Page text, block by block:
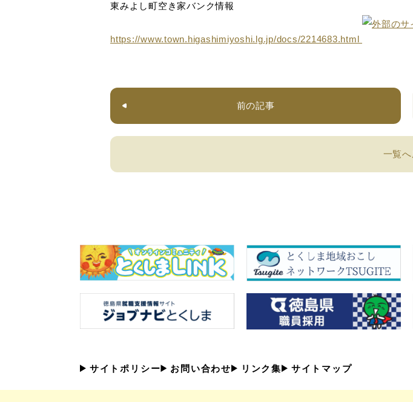
東みよし町空き家バンク情報
https://www.town.higashimiyoshi.lg.jp/docs/2214683.html
前の記事
一覧へ
サイトポリシー お問い合わせ リンク集 サイトマップ